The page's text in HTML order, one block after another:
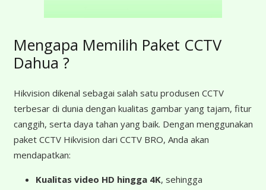
Mengapa Memilih Paket CCTV
Dahua ?
Hikvision dikenal sebagai salah satu produsen CCTV
terbesar di dunia dengan kualitas gambar yang tajam, fitur
canggih, serta daya tahan yang baik. Dengan menggunakan
paket CCTV Hikvision dari CCTV BRO, Anda akan
mendapatkan:
Kualitas video HD hingga 4K, sehingga